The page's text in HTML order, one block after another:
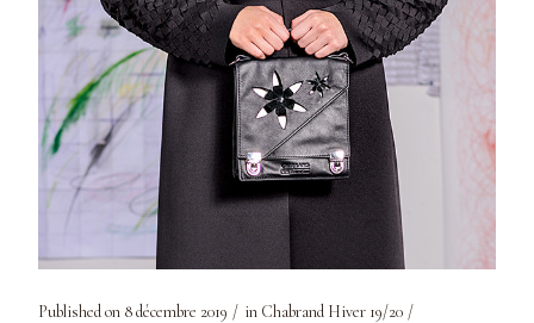
Published on 8 décembre 2019 in Chabrand Hiver 19/20